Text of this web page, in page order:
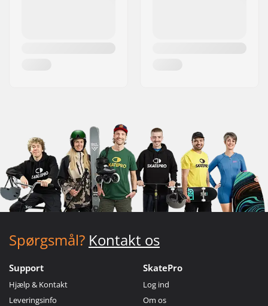
Spørgsmål? Kontakt os
Support
Hjælp & Kontakt
Leveringsinfo
SkatePro
Log ind
Om os